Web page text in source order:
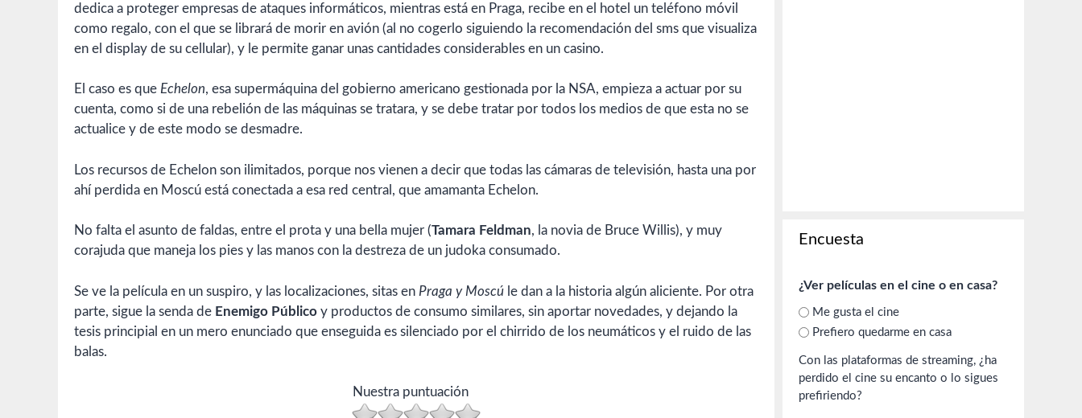
dedica a proteger empresas de ataques informáticos, mientras está en Praga, recibe en el hotel un teléfono móvil
como regalo, con el que se librará de morir en avión (al no cogerlo siguiendo la recomendación del sms que visualiza
en el display de su cellular), y le permite ganar unas cantidades considerables en un casino.
El caso es que Echelon, esa supermáquina del gobierno americano gestionada por la NSA, empieza a actuar por su
cuenta, como si de una rebelión de las máquinas se tratara, y se debe tratar por todos los medios de que esta no se
actualice y de este modo se desmadre.
Los recursos de Echelon son ilimitados, porque nos vienen a decir que todas las cámaras de televisión, hasta una por
ahí perdida en Moscú está conectada a esa red central, que amamanta Echelon.
No falta el asunto de faldas, entre el prota y una bella mujer (Tamara Feldman, la novia de Bruce Willis), y muy
corajuda que maneja los pies y las manos con la destreza de un judoka consumado.
Se ve la película en un suspiro, y las localizaciones, sitas en Praga y Moscú le dan a la historia algún aliciente. Por otra
parte, sigue la senda de Enemigo Público y productos de consumo similares, sin aportar novedades, y dejando la
tesis principial en un mero enunciado que enseguida es silenciado por el chirrido de los neumáticos y el ruido de las
balas.
Nuestra puntuación
Encuesta
¿Ver películas en el cine o en casa?
Me gusta el cine
Prefiero quedarme en casa
Con las plataformas de streaming, ¿ha
perdido el cine su encanto o lo sigues
prefiriendo?